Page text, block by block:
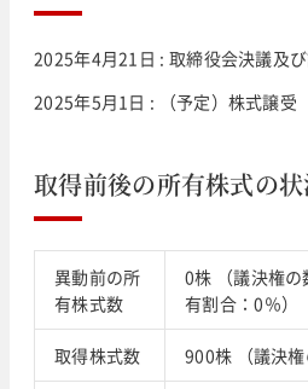
2025年4月21日 : 取締役会決議及
2025年5月1日 : （予定）株式譲受
取得前後の所有株式の
異動前の所
有株式数
0株 （議決権
有割合：0％）
取得株式数 900株 （議決権